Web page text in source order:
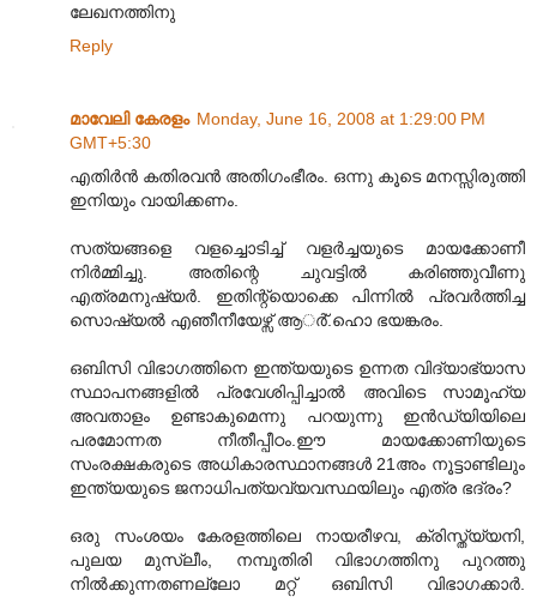
ലേഖനത്തിനു
Reply
മാവേലി കേരളം Monday, June 16, 2008 at 1:29:00 PM
GMT+5:30
എതിര്‍ന്‍ കതിരവന്‍ അതിഗംഭീരം. ഒന്നു കൂടെ മനസ്സിരുത്തി
ഇനിയും വായിക്കണം.
സത്യങ്ങളെ വളച്ചൊടിച്ച് വളര്‍ച്ചയുടെ മായക്കോണീ
നിര്‍മ്മിച്ചു. അതിന്റെ ചുവട്ടില്‍ കരിഞ്ഞുവീണു
എത്രമനുഷ്യര്‍. ഇതിന്റ്യൊക്കെ പിന്നില്‍ പ്രവര്‍ത്തിച്ച
സൊഷ്യല്‍ എഞീനീയേഴ്സ് ആര്‍്.ഹൊ ഭയങ്കരം.
ഒബിസി വിഭാഗത്തിനെ ഇന്ത്യയുടെ ഉന്നത വിദ്യാഭ്യാസ
സ്ഥാപനങ്ങളില്‍ പ്രവേശിപ്പിച്ചാല്‍ അവിടെ സാമൂഹ്യ
അവതാളം ഉണ്ടാകുമെന്നു പറയുന്നു ഇന്‍ഡ്യിയിലെ
പരമോന്നത നീതീപ്പീഠം.ഈ മായക്കോണിയുടെ
സംരക്ഷകരുടെ അധികാരസ്ഥാനങ്ങള്‍ 21അം നൂട്ടാണ്ടിലും
ഇന്ത്യയുടെ ജനാ‍ധിപത്യവ്യവസ്ഥയിലും എത്ര ഭദ്രം?
ഒരു സംശയം കേരളത്തിലെ നായരീഴവ, ക്രിസ്ത്യ്യനി,
പുലയ മുസ്ലീം, നമ്പൂതിരി വിഭാഗത്തിനു പുറത്തു
നില്‍ക്കുന്നതണ‍ല്ലോ മറ്റ് ഒബിസി വിഭാഗക്കാര്‍.